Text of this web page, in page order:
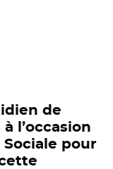
sur Linkedin
page sur Twitter
cette page sur
de
l’occasion
pour